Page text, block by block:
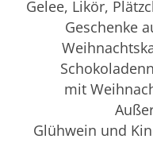
Gelee, Likör,
Geschenke
mit
Glühwein und